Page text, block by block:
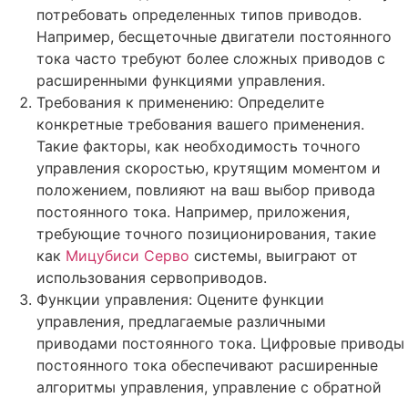
потребовать определенных типов приводов.
Например, бесщеточные двигатели постоянного
тока часто требуют более сложных приводов с
расширенными функциями управления.
Требования к применению: Определите
конкретные требования вашего применения.
Такие факторы, как необходимость точного
управления скоростью, крутящим моментом и
положением, повлияют на ваш выбор привода
постоянного тока. Например, приложения,
требующие точного позиционирования, такие
как Мицубиси Серво системы, выиграют от
использования сервоприводов.
Функции управления: Оцените функции
управления, предлагаемые различными
приводами постоянного тока. Цифровые приводы
постоянного тока обеспечивают расширенные
алгоритмы управления, управление с обратной